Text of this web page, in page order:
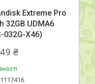
Extreme Pro
32GB UDMA6
032G-X46)
₴